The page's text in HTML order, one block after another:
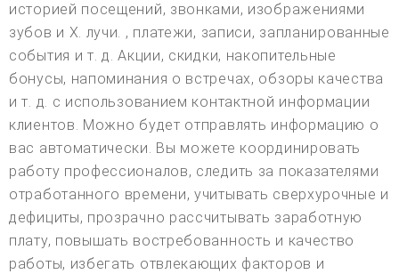
историей посещений, звонками, изображениями
зубов и X. лучи. , платежи, записи, запланированные
события и т. д. Акции, скидки, накопительные
бонусы, напоминания о встречах, обзоры качества
и т. д. с использованием контактной информации
клиентов. Можно будет отправлять информацию о
вас автоматически. Вы можете координировать
работу профессионалов, следить за показателями
отработанного времени, учитывать сверхурочные и
дефициты, прозрачно рассчитывать заработную
плату, повышать востребованность и качество
работы, избегать отвлекающих факторов и